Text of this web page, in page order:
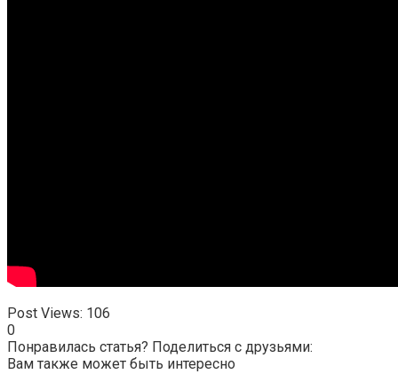
Post Views: 106
0
Понравилась статья? Поделиться с друзьями:
Вам также может быть интересно